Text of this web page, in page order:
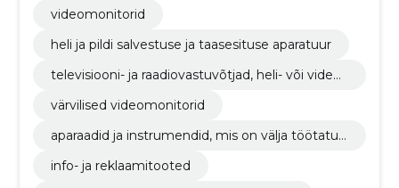
videomonitorid
heli ja pildi salvestuse ja taasesituse aparatuur
televisiooni- ja raadiovastuvõtjad, heli- või videos
värvilised videomonitorid
aparaadid ja instrumendid, mis on välja töötatud
info- ja reklaamitooted